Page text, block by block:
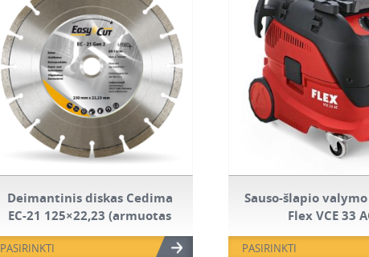
Deimantinis diskas Cedima
EC-21 125×22,23 (armuotas
betonas)
PASIRINKTI
Sauso-šlapio
Flex VCE 33
PASIRINKTI